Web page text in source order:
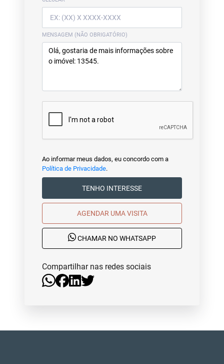
MENSAGEM (NÃO OBRIGATÓRIO)
Ao informar meus dados, eu concordo com a
Política de Privacidade.
TENHO INTERESSE
AGENDAR UMA VISITA
CHAMAR NO WHATSAPP
Compartilhar nas redes sociais